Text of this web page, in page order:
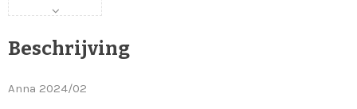
Beschrijving
Anna 2024/02